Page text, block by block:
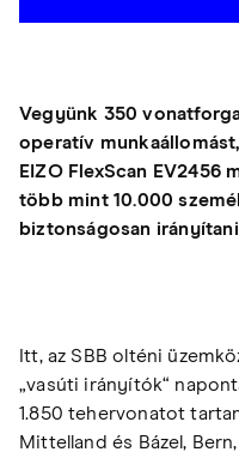
Vegyünk 350
operatív
EIZO FlexScan EV2456
több mint 10.000
biztonságosan
Itt, az SBB olténi
„vasúti irányítók“
1.850 tehervonatot
Mittelland és Bázel,